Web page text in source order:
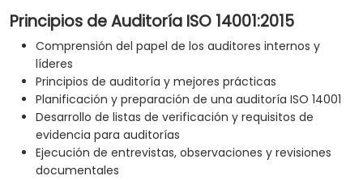
Principios de Auditoría ISO 14001:2015
Comprensión del papel de los auditores internos y
líderes
Principios de auditoría y mejores prácticas
Planificación y preparación de una auditoría ISO 14001
Desarrollo de listas de verificación y requisitos de
evidencia para auditorías
Ejecución de entrevistas, observaciones y revisiones
documentales